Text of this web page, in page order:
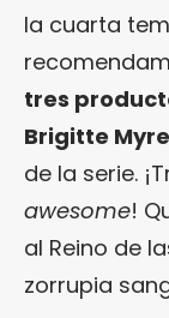
la cuarta
tres
Brigitte
de la serie.
awesome!
al Reino de
zorrupia